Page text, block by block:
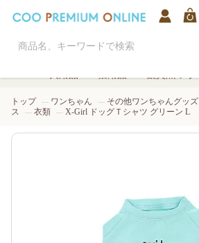
トップ ワンちゃん その他ワンちゃんグッズ
ス
衣類 X-Girl ドッグＴシャツ グリーン L